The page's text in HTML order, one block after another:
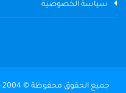
سياسة الخصوصية